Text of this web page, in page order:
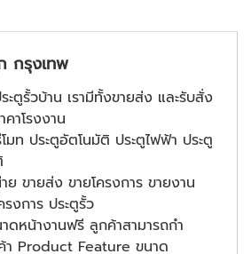
กรุงเทพ
ะตูรั้วบ้าน เรามีทั้งขายส่ง และรับสั่ง
าโรงงาน
มท ประตูอัตโนมัติ ประตูไฟฟ้า ประตู
ย ขายส่ง ขายโครงการ ขายงาน
งการ ประตูรั้ว
ดหน้างานฟรี ลูกค้าสามารถกำ
า Product Feature ขนาด